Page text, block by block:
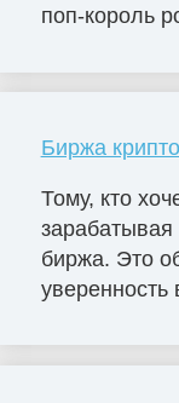
поп-король
Биржа
Тому, кто
биржа. Это
уверенность